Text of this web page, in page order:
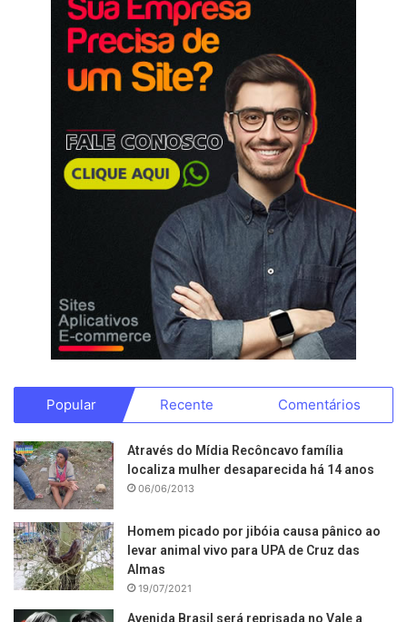
Popular Recente Comentários
Através do Mídia Recôncavo família
localiza mulher desaparecida há 14 anos
06/06/2013
Homem picado por jibóia causa pânico ao
levar animal vivo para UPA de Cruz das
Almas
19/07/2021
Avenida Brasil será reprisada no Vale a